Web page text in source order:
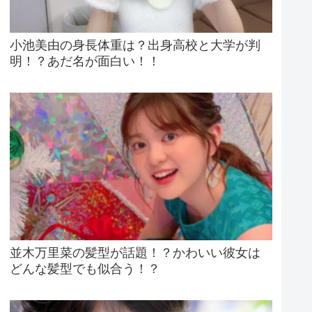
小池美由の身長体重は？出身高校と大学が判
明！？あだ名が面白い！！
並木万里菜の髪型が話題！？かわいい彼女は
どんな髪型でも似合う！？